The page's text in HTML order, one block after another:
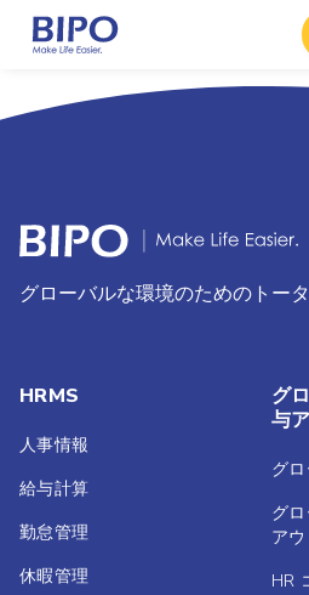
グローバルな環境のためのトー
HRMS
人事情報
給与計算
勤怠管理
休暇管理
グ
与
グ
グ
ア
HR